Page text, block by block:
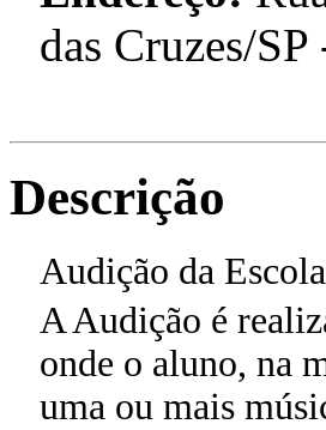
das Cruzes/
Descrição
Audição da
A Audição é
onde o aluno, na
uma ou mais